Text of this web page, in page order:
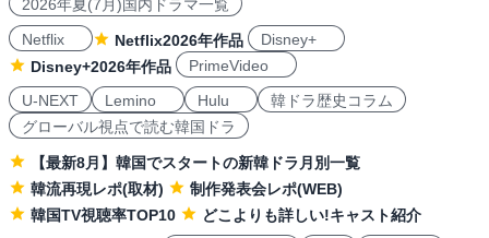
2026年夏(7月)国内ドラマ一覧
Netflix
Netflix2026年作品
Disney+
Disney+2026年作品
PrimeVideo
U-NEXT
Lemino Hulu
韓ドラ歴史コラム
グローバル視点で読む韓国ドラ
【最新8月】韓国でスタートの新韓ドラ月別一覧
韓流再現レポ(取材)
制作発表会レポ(WEB)
韓国TV視聴率TOP10
どこよりも詳しい!キャスト紹介